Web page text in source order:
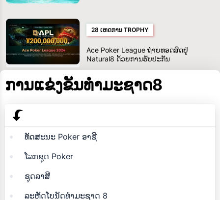
28 ເຫດການ TROPHY
Ace Poker League ຖ່າຍທອດສົດຢູ່
Natural8 ດ້ວຍການຮັບປະກັນ
ການແຂ່ງຂັນທໍາມະຊາດ8
ທັດສະນະ Poker ອາຊີ
ໂລກຊຸດ Poker
ຊຸດລາສີ
ລະຫັດໂບນັດທໍາມະຊາດ 8